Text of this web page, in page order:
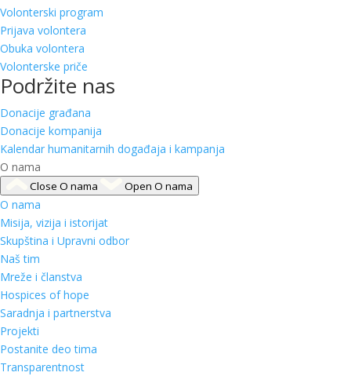
Volonterski program
Prijava volontera
Obuka volontera
Volonterske priče
Podržite nas
Donacije građana
Donacije kompanija
Kalendar humanitarnih događaja i kampanja
O nama
Close O nama Open O nama
O nama
Misija, vizija i istorijat
Skupština i Upravni odbor
Naš tim
Mreže i članstva
Hospices of hope
Saradnja i partnerstva
Projekti
Postanite deo tima
Transparentnost